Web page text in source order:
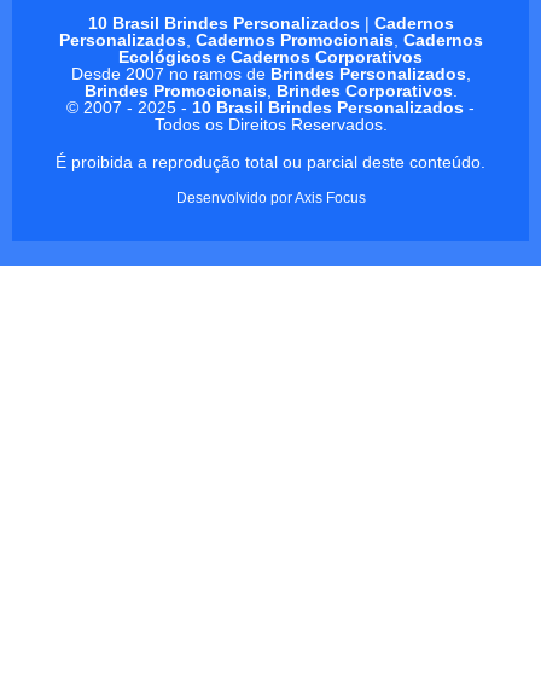
10 Brasil Brindes Personalizados| Cadernos
Personalizados, Cadernos Promocionais, Cadernos
Ecológicos e Cadernos Corporativos
Desde 2007 no ramos de Brindes Personalizados,
Brindes Promocionais, Brindes Corporativos.
© 2007 - 2025 - 10 Brasil Brindes Personalizados -
Todos os Direitos Reservados.
É proibida a reprodução total ou parcial deste conteúdo.
Desenvolvido porAxis Focus